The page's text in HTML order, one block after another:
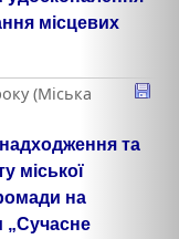
місцевих
(Міська
та
міської
на
„Сучасне